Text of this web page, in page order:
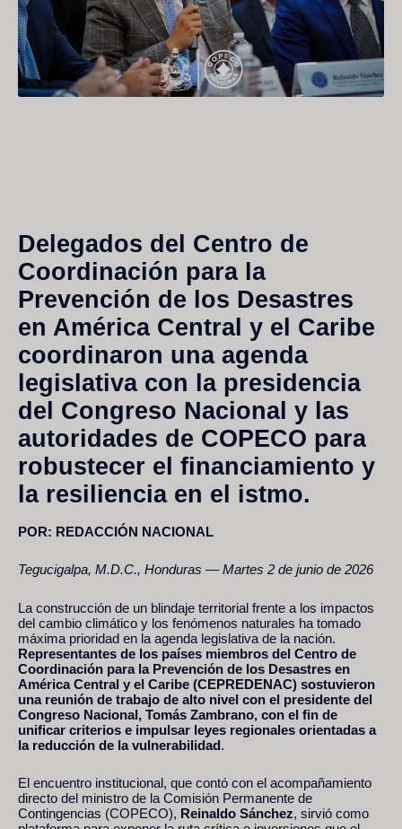
Delegados del Centro de
Coordinación para la
Prevención de los Desastres
en América Central y el Caribe
coordinaron una agenda
legislativa con la presidencia
del Congreso Nacional y las
autoridades de COPECO para
robustecer el financiamiento y
la resiliencia en el istmo.
POR: REDACCIÓN NACIONAL
Tegucigalpa, M.D.C., Honduras — Martes 2 de junio de 2026
La construcción de un blindaje territorial frente a los impactos
del cambio climático y los fenómenos naturales ha tomado
máxima prioridad en la agenda legislativa de la nación.
Representantes de los países miembros del Centro de
Coordinación para la Prevención de los Desastres en
América Central y el Caribe (CEPREDENAC) sostuvieron
una reunión de trabajo de alto nivel con el presidente del
Congreso Nacional, Tomás Zambrano, con el fin de
unificar criterios e impulsar leyes regionales orientadas a
la reducción de la vulnerabilidad.
El encuentro institucional, que contó con el acompañamiento
directo del ministro de la Comisión Permanente de
Contingencias (COPECO), Reinaldo Sánchez, sirvió como